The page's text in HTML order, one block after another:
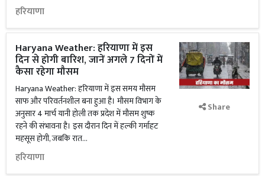
हरियाणा
Haryana Weather: हरियाणा में इस
दिन से होगी बारिश, जानें अगले 7 दिनों में
कैसा रहेगा मौसम
Haryana Weather: हरियाणा में इस समय मौसम
साफ और परिवर्तनशील बना हुआ है। मौसम विभाग के
अनुसार 4 मार्च यानी होली तक प्रदेश में मौसम शुष्क
रहने की संभावना है। इस दौरान दिन में हल्की गर्माहट
महसूस होगी, जबकि रात...
हरियाणा
Share